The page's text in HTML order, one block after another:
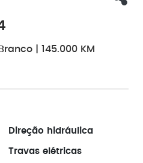
| 145.000 KM
Direção hidráulica
Travas elétricas